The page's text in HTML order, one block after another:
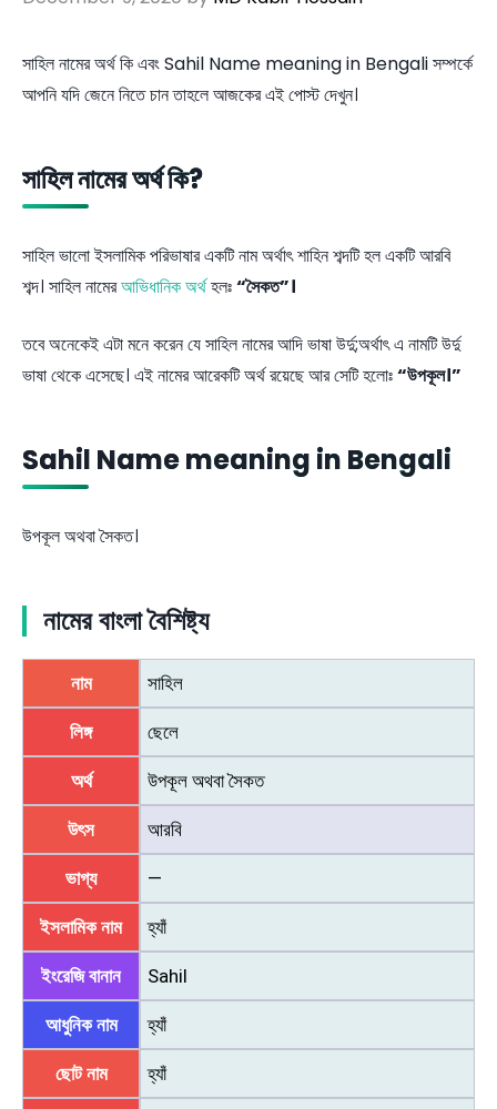
সাহিল নামের অর্থ কি এবং Sahil Name meaning in Bengali সম্পর্কে
আপনি যদি জেনে নিতে চান তাহলে আজকের এই পোস্ট দেখুন।
সাহিল নামের অর্থ কি?
সাহিল ভালো ইসলামিক পরিভাষার একটি নাম অর্থাৎ শাহিন শব্দটি হল একটি আরবি
শব্দ। সাহিল নামেরআভিধানিক অর্থহলঃ“সৈকত”।
তবে অনেকেই এটা মনে করেন যে সাহিল নামের আদি ভাষা উর্দু;অর্থাৎ এ নামটি উর্দু
ভাষা থেকে এসেছে। এই নামের আরেকটি অর্থ রয়েছে আর সেটি হলোঃ“উপকূল।”
Sahil Name meaning in Bengali
উপকূল অথবা সৈকত।
নামের বাংলা বৈশিষ্ট্য
নাম সাহিল
লিঙ্গ ছেলে
অর্থ উপকূল অথবা সৈকত
উৎস আরবি
ভাগ্য —
ইসলামিক নাম হ্যাঁ
ইংরেজি বানান Sahil
আধুনিক নাম হ্যাঁ
ছোট নাম হ্যাঁ